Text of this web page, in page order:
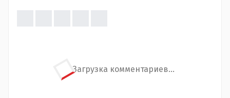
Загрузка комментариев...